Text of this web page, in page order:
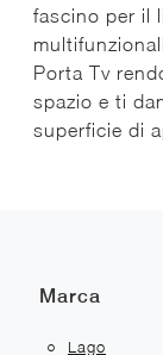
fascino per il
Porta Tv
spazio e ti
superficie di
Marca
Lago